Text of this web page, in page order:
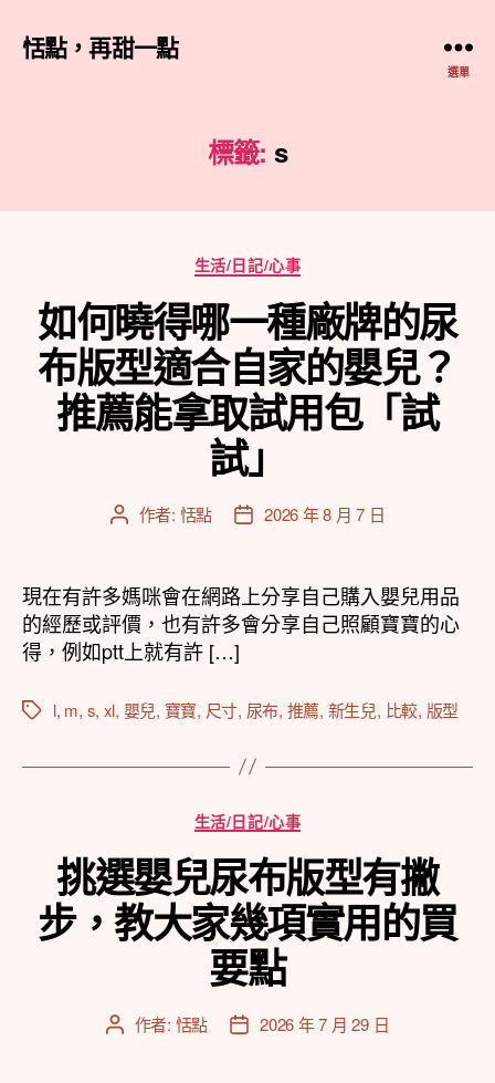
恬點，再甜一點
選單
標籤: s
分
類
生活/日記/心事
如何曉得哪一種廠牌的尿
布版型適合自家的嬰兒？
推薦能拿取試用包「試
試」
文
者
作者: 恬點
文
佈
日
期
2026 年 8 月 7 日
現在有許多媽咪會在網路上分享自己購入嬰兒用品
的經歷或評價，也有許多會分享自己照顧寶寶的心
得，例如ptt上就有許 […]
標
l, m, s, xl, 嬰兒, 寶寶, 尺寸, 尿布, 推薦, 新生兒, 比較, 版型
分
類
生活/日記/心事
挑選嬰兒尿布版型有撇
步，教大家幾項實用的買
要點
文 作者: 恬點
文 2026 年 7 月 29 日